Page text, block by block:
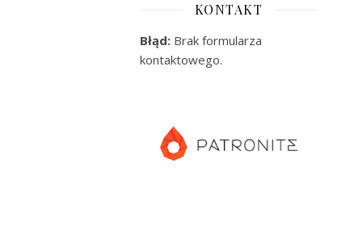
KONTAKT
Błąd: Brak formularza
kontaktowego.